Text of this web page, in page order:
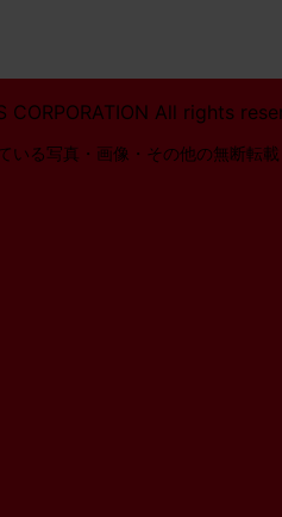
CORPORATION All rights
いる写真・画像・その他の無断転